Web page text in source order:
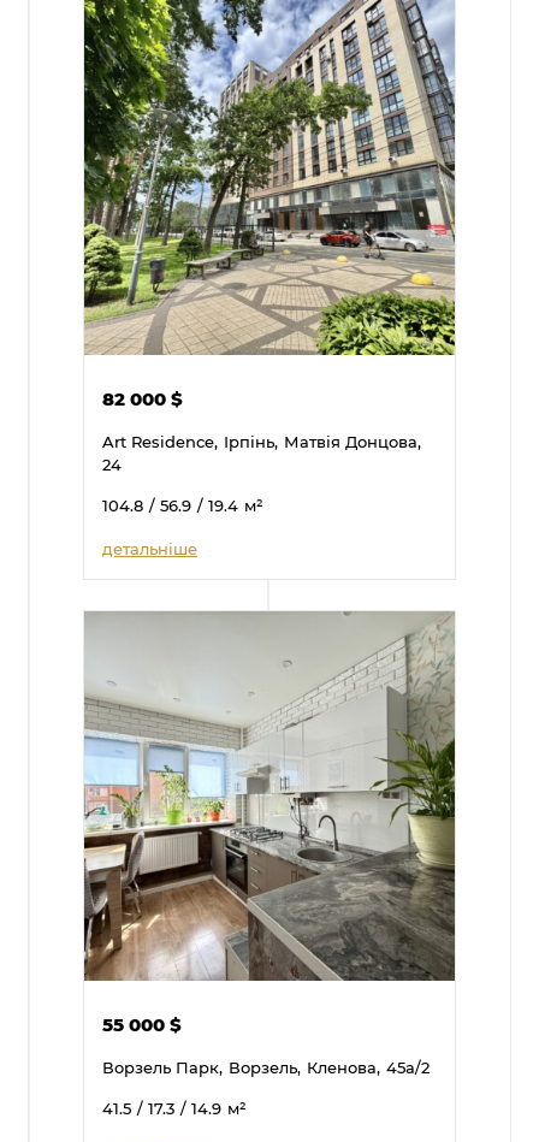
82 000$
Art Residence, Ірпінь, Матвія Донцова,
24
104.8 / 56.9 / 19.4 м²
детальніше
55 000$
Ворзель Парк, Ворзель, Кленова, 45а/2
41.5 / 17.3 / 14.9 м²